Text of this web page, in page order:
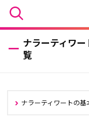
ナラーティワ
覧
ナラーティワートの基